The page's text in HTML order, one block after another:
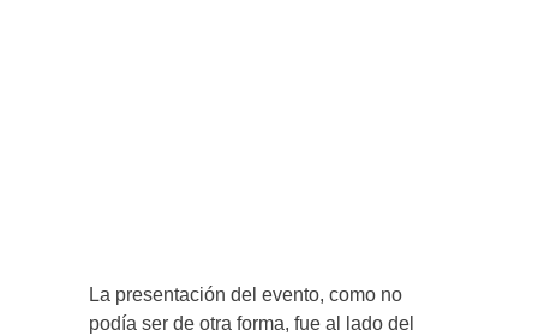
La presentación del evento, como no
podía ser de otra forma, fue al lado del